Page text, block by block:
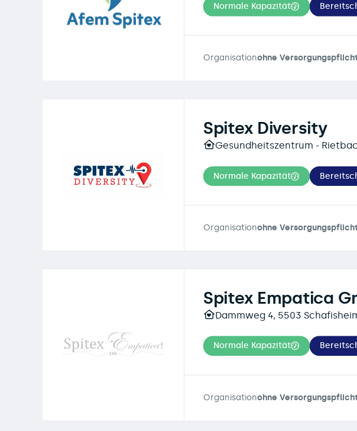
Normale Kapazität
Organisationohne
Spitex Diversity
Gesundheitszentrum -
Normale Kapazität
Organisationohne
Spitex Empatica
Dammweg 4, 5503
Normale Kapazität
Organisationohne